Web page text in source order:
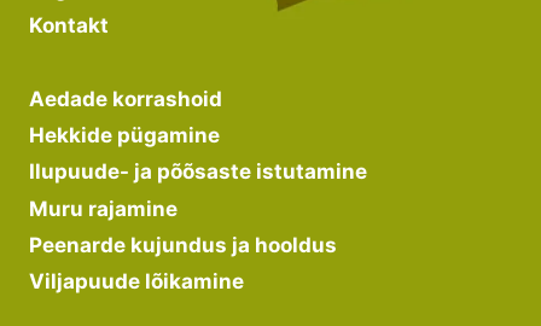
Kontakt
Aedade korrashoid
Hekkide pügamine
Ilupuude- ja põõsaste istutamine
Muru rajamine
Peenarde kujundus ja hooldus
Viljapuude lõikamine